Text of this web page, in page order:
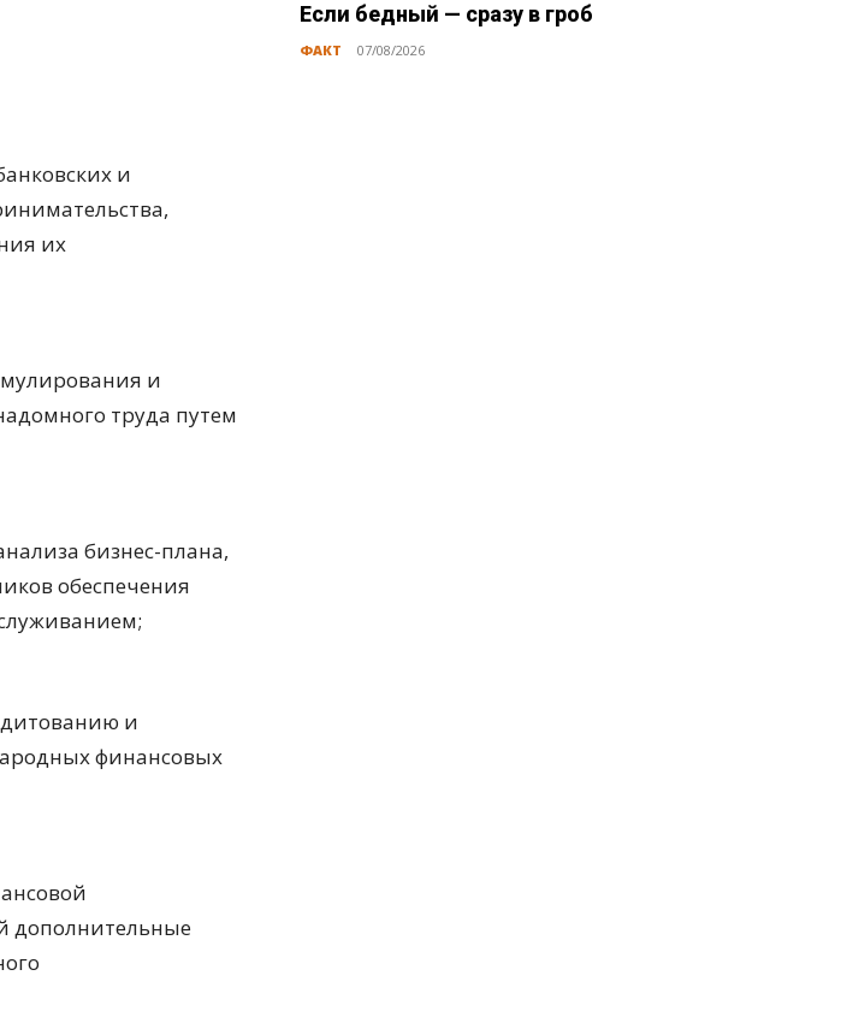
и
их
и
труда путем
бизнес-плана,
обеспечения
и
финансовых
дополнительные
Если бедный — сразу в гроб
ФАКТ 07/08/2026